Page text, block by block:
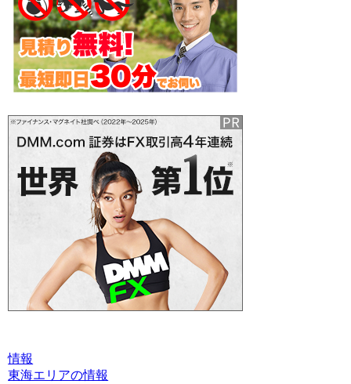
情報
東海エリアの情報